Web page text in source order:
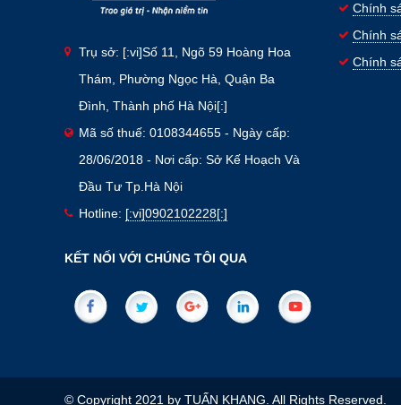
Trụ sở: [:vi]Số 11, Ngõ 59 Hoàng Hoa
Thám, Phường Ngọc Hà, Quận Ba
Đình, Thành phố Hà Nội[:]
Mã số thuế: 0108344655 - Ngày cấp:
28/06/2018 - Nơi cấp: Sở Kế Hoạch Và
Đầu Tư Tp.Hà Nội
Hotline: [:vi]0902102228[:]
Chính
Chính
Chính
KẾT NỐI VỚI CHÚNG TÔI QUA
© Copyright 2021 by TUẤN KHANG. All Rights Reserved.